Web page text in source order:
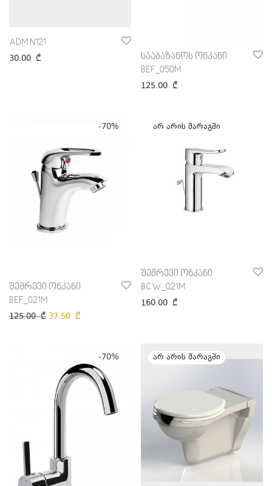
ADM N121
30.00 ₾
სააბაზანოს ონკანი
BEF_050M
125.00 ₾
-70%
შემრევი ონკანი
BEF_021M
125.00₾ 37.50 ₾
შემრევი ონკანი
BCW_021M
160.00 ₾
-70%